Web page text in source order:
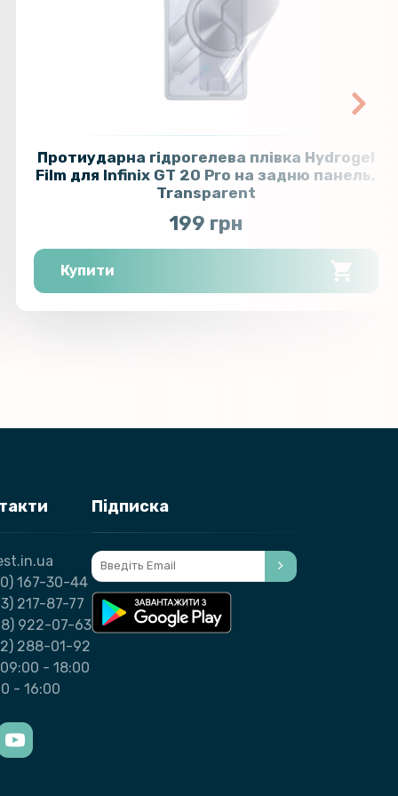
Full Screen Tempered Glass для
135 грн
159 грн
гідрогелева плівка Hydrogel
GT 20 Pro на задню панель,
159 грн
Full Screen Tempered Glass для
151 грн
189 грн
Протиударна гідрогелева плівка Hydrogel
Film для Infinix GT 20 Pro на задню панель,
Transparent
199 грн
Купити
167-30-44
217-87-77
922-07-63
288-01-92
- 18:00
- 16:00
Підписка